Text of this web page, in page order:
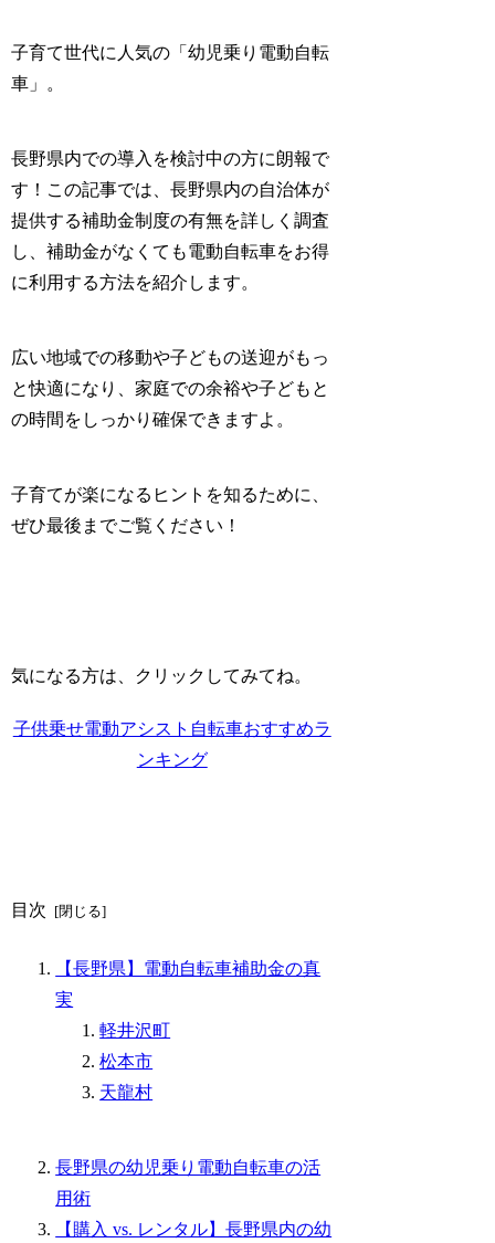
子育て世代に人気の「幼児乗り電動自転
車」。
長野県内での導入を検討中の方に朗報で
す！この記事では、長野県内の自治体が
提供する補助金制度の有無を詳しく調査
し、補助金がなくても電動自転車をお得
に利用する方法を紹介します。
広い地域での移動や子どもの送迎がもっ
と快適になり、家庭での余裕や子どもと
の時間をしっかり確保できますよ。
子育てが楽になるヒントを知るために、
ぜひ最後までご覧ください！
気になる方は、クリックしてみてね。
子供乗せ電動アシスト自転車おすすめラ
ンキング
目次
【長野県】電動自転車補助金の真
実
軽井沢町
松本市
天龍村
長野県の幼児乗り電動自転車の活
用術
【購入 vs. レンタル】長野県内の幼